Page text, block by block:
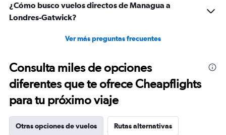
¿Cómo busco vuelos directos de Managua a
Londres-Gatwick?
Ver más preguntas frecuentes
Consulta miles de opciones
diferentes que te ofrece Cheapflights
para tu próximo viaje
Otras opciones de vuelos Rutas alternativas